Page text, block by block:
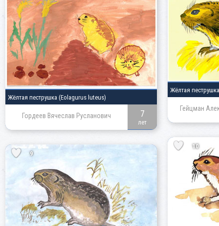
Жёлтая
Гейцман
Жёлтая пеструшка (Eolagurus luteus)
Гордеев Вячеслав Русланович 7
лет
10
9